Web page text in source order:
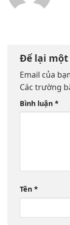
Để lại
Email của
Các trường
Bình luận *
Tên *